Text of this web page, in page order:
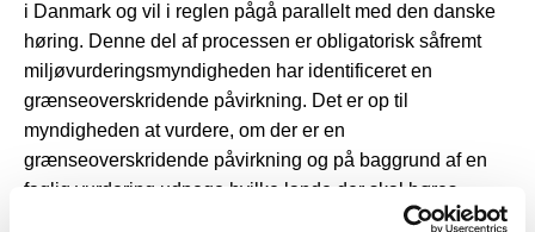
i Danmark og vil i reglen pågå parallelt med den danske
høring. Denne del af processen er obligatorisk såfremt
miljøvurderingsmyndigheden har identificeret en
grænseoverskridende påvirkning. Det er op til
myndigheden at vurdere, om der er en
grænseoverskridende påvirkning og på baggrund af en
faglig vurdering udpege hvilke lande der skal høres.
Espoo-teamet kan bistå med vejledning. Styrelsen for